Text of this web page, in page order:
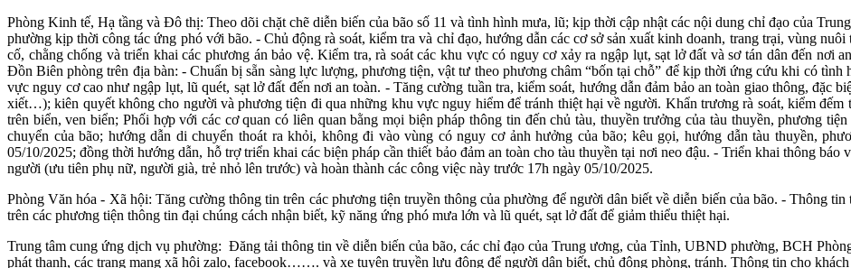
Phòng Kinh tế, Hạ tầng và Đô thị: Theo dõi chặt chẽ diễn biến của bão số 11 và tình hình mưa, lũ; kịp thời cập nhật các nội dung chỉ đạo của
phường kịp thời công tác ứng phó với bão. - Chủ động rà soát, kiểm tra và chỉ đạo, hướng dẫn các cơ sở sản xuất kinh doanh, trang trại, vùng
cố, chằng chống và triển khai các phương án bảo vệ. Kiểm tra, rà soát các khu vực có nguy cơ xảy ra ngập lụt, sạt lở đất và sơ tán dân đến nơi
Đồn Biên phòng trên địa bàn: - Chuẩn bị sẵn sàng lực lượng, phương tiện, vật tư theo phương châm “bốn tại chỗ” để kịp thời ứng cứu khi có
vực nguy cơ cao như ngập lụt, lũ quét, sạt lở đất đến nơi an toàn. - Tăng cường tuần tra, kiểm soát, hướng dẫn đảm bảo an toàn giao thông, đặc
xiết…); kiên quyết không cho người và phương tiện đi qua những khu vực nguy hiểm để tránh thiệt hại về người. Khẩn trương rà soát, kiểm đếm
trên biển, ven biển; Phối hợp với các cơ quan có liên quan bằng mọi biện pháp thông tin đến chủ tàu, thuyền trưởng của tàu thuyền, phương
chuyển của bão; hướng dẫn di chuyển thoát ra khỏi, không đi vào vùng có nguy cơ ảnh hưởng của bão; kêu gọi, hướng dẫn tàu thuyền,
05/10/2025; đồng thời hướng dẫn, hỗ trợ triển khai các biện pháp cần thiết bảo đảm an toàn cho tàu thuyền tại nơi neo đậu. - Triển khai thông
người (ưu tiên phụ nữ, người già, trẻ nhỏ lên trước) và hoàn thành các công việc này trước 17h ngày 05/10/2025.
Phòng Văn hóa - Xã hội: Tăng cường thông tin trên các phương tiện truyền thông của phường để người dân biết về diễn biến của bão. - Thông
trên các phương tiện thông tin đại chúng cách nhận biết, kỹ năng ứng phó mưa lớn và lũ quét, sạt lở đất để giảm thiểu thiệt hại.
Trung tâm cung ứng dịch vụ phường: Đăng tải thông tin về diễn biến của bão, các chỉ đạo của Trung ương, của Tỉnh, UBND phường, BCH
phát thanh, các trang mạng xã hội zalo, facebook……. và xe tuyên truyền lưu động để người dân biết, chủ động phòng, tránh. Thông tin cho